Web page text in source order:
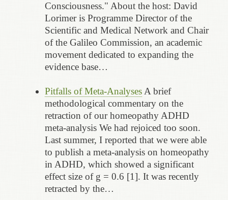
Consciousness." About the host: David
Lorimer is Programme Director of the
Scientific and Medical Network and Chair
of the Galileo Commission, an academic
movement dedicated to expanding the
evidence base…
Pitfalls of Meta-AnalysesA brief
methodological commentary on the
retraction of our homeopathy ADHD
meta-analysis We had rejoiced too soon.
Last summer, I reported that we were able
to publish a meta-analysis on homeopathy
in ADHD, which showed a significant
effect size of g = 0.6 [1]. It was recently
retracted by the…